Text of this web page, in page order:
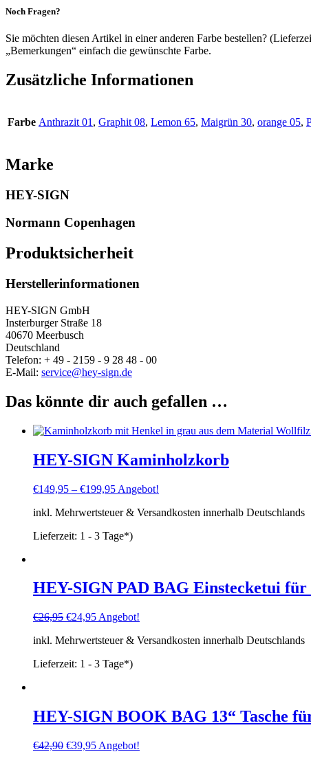
Noch Fragen?
Sie möchten diesen Artikel in einer anderen Farbe bestellen?
„Bemerkungen“ einfach die gewünschte Farbe.
Zusätzliche Informationen
Farbe Anthrazit 01 , Graphit 08, Lemon 65, Maigrün 30, orange 05,
Marke
HEY-SIGN
Normann Copenhagen
Produktsicherheit
Herstellerinformationen
HEY-SIGN GmbH
Insterburger Straße 18
40670 Meerbusch
Deutschland
Telefon: + 49 - 2159 - 9 28 48 - 00
E-Mail: service@hey-sign.de
Das könnte dir auch gefallen …
HEY-SIGN Kaminholzkorb
€149,95 – €199,95 Angebot!
inkl. Mehrwertsteuer & Versandkosten innerhalb Deutschlands
Lieferzeit: 1 - 3 Tage*)
HEY-SIGN PAD BAG Einstecketui für
€26,95 Ursprünglicher
war:
€24,95Aktueller
ist:
Angebot!
inkl. Mehrwertsteuer & Versandkosten innerhalb Deutschlands
Lieferzeit: 1 - 3 Tage*)
HEY-SIGN BOOK BAG 13“ Tasche
€42,90 Ursprünglicher
€39,95Aktueller
Angebot!